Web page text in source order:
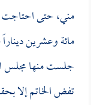
مني، حتى احتاجت
مائة وعشرين
جلست منها مجلس
تفض الخاتم إلا